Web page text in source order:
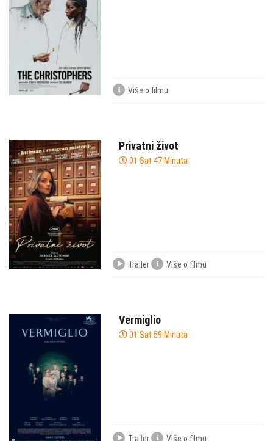
Više o filmu
Privatni život
01 Sat 47 Minuta
Trailer Više o filmu
Vermiglio
01 Sat 59 Minuta
Trailer Više o filmu